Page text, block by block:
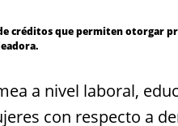
créditos que permiten otorgar
a nivel laboral,
con respecto a